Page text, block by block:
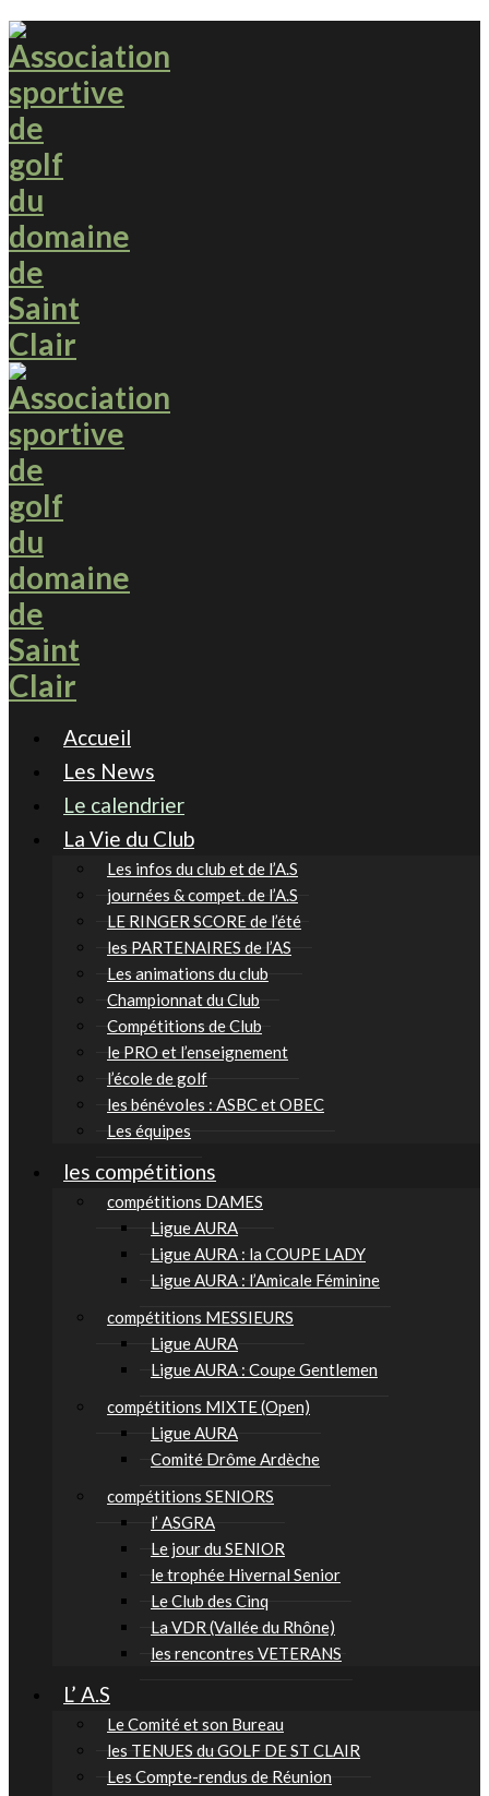
Accueil
Les News
Le calendrier
La Vie du Club
Les infos du club et de l’A.S
journées & compet. de l’A.S
LE RINGER SCORE de l’été
les PARTENAIRES de l’AS
Les animations du club
Championnat du Club
Compétitions de Club
le PRO et l’enseignement
l’école de golf
les bénévoles : ASBC et OBEC
Les équipes
les compétitions
compétitions DAMES
Ligue AURA
Ligue AURA : la COUPE LADY
Ligue AURA : l’Amicale Féminine
compétitions MESSIEURS
Ligue AURA
Ligue AURA : Coupe Gentlemen
compétitions MIXTE (Open)
Ligue AURA
Comité Drôme Ardèche
compétitions SENIORS
l’ ASGRA
Le jour du SENIOR
le trophée Hivernal Senior
Le Club des Cinq
La VDR (Vallée du Rhône)
les rencontres VETERANS
L’ A.S
Le Comité et son Bureau
les TENUES du GOLF DE ST CLAIR
Les Compte-rendus de Réunion